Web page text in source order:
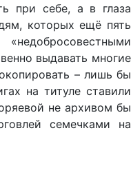
при себе, а в глаза
которых ещё пять
выдавать многие
– лишь бы
на титуле ставили
не архивом бы
семечками на